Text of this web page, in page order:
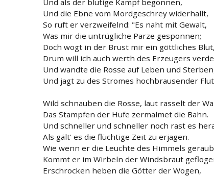
Und als der blutige Kampf begonnen,
Und die Ebne vom Mordgeschrey widerhallt,
So ruft er verzweifelnd: "Es naht mit Gewalt,
Was mir die untrügliche Parze gesponnen;
Doch wogt in der Brust mir ein göttliches Blut,
Drum will ich auch werth des Erzeugers
Und wandte die Rosse auf Leben und
Und jagt zu des Stromes hochbrausender
Wild schnauben die Rosse, laut rasselt der
Das Stampfen der Hufe zermalmet die Bahn.
Und schneller und schneller noch rast es
Als gält' es die flüchtige Zeit zu erjagen.
Wie wenn er die Leuchte des Himmels
Kommt er im Wirbeln der Windsbraut
Erschrocken heben die Götter der Wogen,